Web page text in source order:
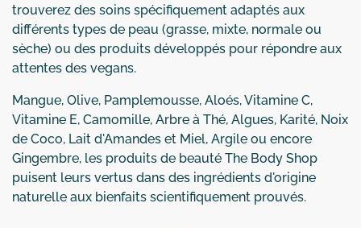
trouverez des soins spécifiquement adaptés aux
différents types de peau (grasse, mixte, normale ou
sèche) ou des produits développés pour répondre aux
attentes des vegans.
Mangue, Olive, Pamplemousse, Aloés, Vitamine C,
Vitamine E, Camomille, Arbre à Thé, Algues, Karité, Noix
de Coco, Lait d'Amandes et Miel, Argile ou encore
Gingembre, les produits de beauté The Body Shop
puisent leurs vertus dans des ingrédients d'origine
naturelle aux bienfaits scientifiquement prouvés.